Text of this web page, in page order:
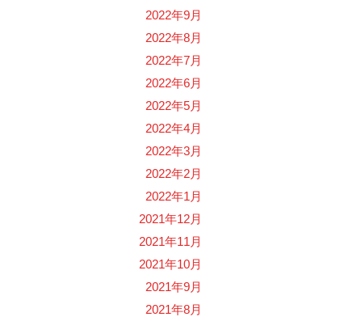
2022年9月
2022年8月
2022年7月
2022年6月
2022年5月
2022年4月
2022年3月
2022年2月
2022年1月
2021年12月
2021年11月
2021年10月
2021年9月
2021年8月